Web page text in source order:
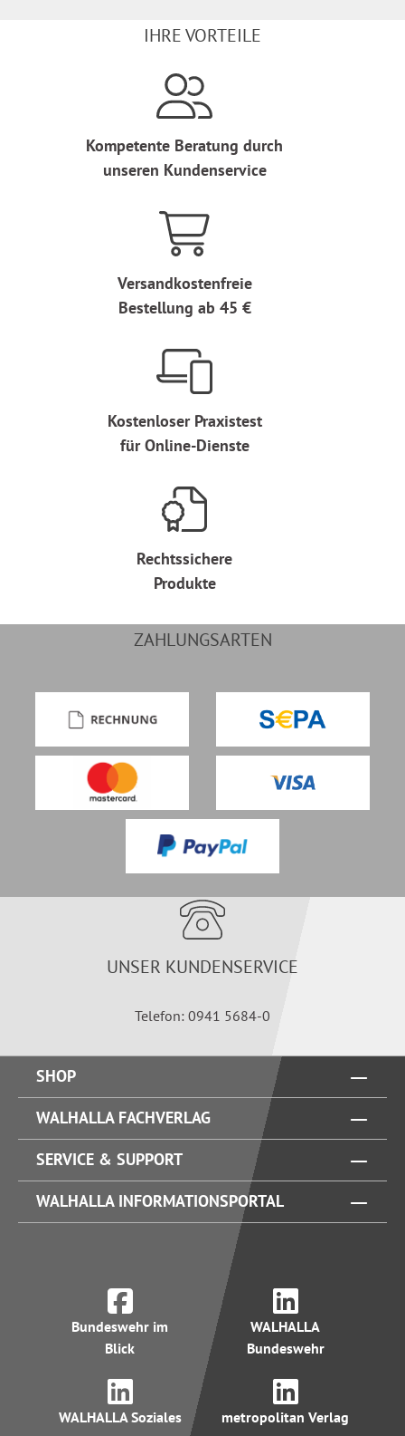
IHRE VORTEILE
Kompetente Beratung durch
unseren Kundenservice
Versandkostenfreie
Bestellung ab 45 €
Kostenloser Praxistest
für Online-Dienste
Rechtssichere
Produkte
ZAHLUNGSARTEN
UNSER KUNDENSERVICE
Telefon: 0941 5684-0
SHOP
WALHALLA FACHVERLAG
SERVICE & SUPPORT
WALHALLA INFORMATIONSPORTAL
Bundeswehr im
Blick
WALHALLA
Bundeswehr
WALHALLA Soziales metropolitan Verlag